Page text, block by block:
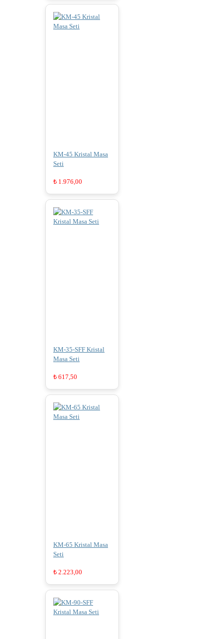
KM-45 Kristal Masa
Seti
₺ 1.976,00
KM-35-SFF Kristal
Masa Seti
₺ 617,50
KM-65 Kristal Masa
Seti
₺ 2.223,00